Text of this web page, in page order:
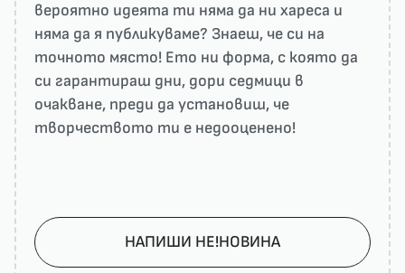
вероятно идеята ти няма да ни харесa и
няма да я публикуваме? Знаеш, че си на
точното място! Ето ни форма, с която да
си гарантираш дни, дори седмици в
очакване, преди да установиш, че
творчеството ти е недооценено!
НАПИШИ НЕ!НОВИНА